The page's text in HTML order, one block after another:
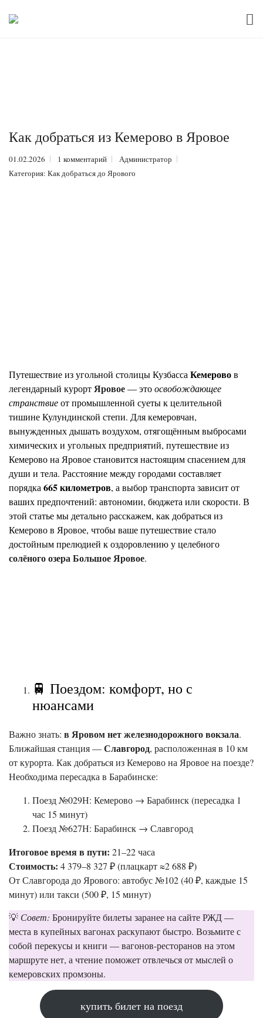
Как добраться из Кемерово в Яровое
01.02.2026 1 комментарий
Администратор
Категория: Как добраться до Ярового
Путешествие из угольной столицы Кузбасса Кемеровов
легендарный курорт Яровое— этоосвобождающее
странствиеот промышленной суеты к целительной
тишине Кулундинской степи. Для кемеровчан,
вынужденных дышать воздухом, отягощённым выбросами
химических и угольных предприятий, путешествие из
Кемерово на Яровое становится настоящим спасением для
души и тела. Расстояние между городами составляет
порядка 665 километров, а выбор транспорта зависит от
ваших предпочтений: автономии, бюджета или скорости. В
этой статье мы детально расскажем, как добраться из
Кемерово в Яровое, чтобы ваше путешествие стало
достойным прелюдией к оздоровлению у целебного
солёного озера Большое Яровое.
🚆 Поездом: комфорт, но с
нюансами
Важно знать: в Яровом нет железнодорожного вокзала.
Ближайшая станция —Славгород, расположенная в 10 км
от курорта. Как добраться из Кемерово на Яровое на поезде?
Необходима пересадка в Барабинске:
Поезд №029Н: Кемерово → Барабинск (пересадка 1
час 15 минут)
Поезд №627Н: Барабинск → Славгород
Итоговое время в пути: 21–22 часа
Стоимость: 4 379–8 327 ₽ (плацкарт ≈2 688 ₽)
От Славгорода до Ярового: автобус №102 (40 ₽, каждые 15
минут) или такси (500 ₽, 15 минут)
💡 Совет: Бронируйте билеты заранее на сайте РЖД —
места в купейных вагонах раскупают быстро. Возьмите с
собой перекусы и книги — вагонов-ресторанов на этом
маршруте нет, а чтение поможет отвлечься от мыслей о
кемеровских промзоны.
купить билет на поезд